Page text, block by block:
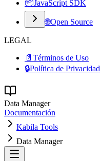
📦JavaScript SDK
🌐Open Source
LEGAL
📄 Términos de Uso
🔒Política de Privacidad
Data Manager
Documentación
Kabila Tools
Data Manager